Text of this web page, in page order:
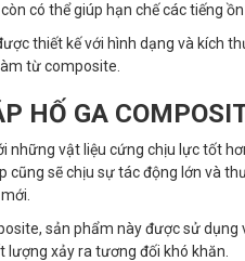
có thể giúp hạn chế các tiếng
thiết kế với hình dạng và kích
từ composite.
HỐ GA
những vật liệu cứng chịu lực tốt
sẽ chịu sự tác động lớn và
sản phẩm này được sử
lượng xảy ra tương đối khó khăn.